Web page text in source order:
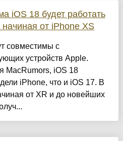
iOS 18 будет работать
от iPhone XS
совместимы с
устройств Apple.
MacRumors, iOS 18
iPhone, что и iOS 17. В
от XR и до новейших